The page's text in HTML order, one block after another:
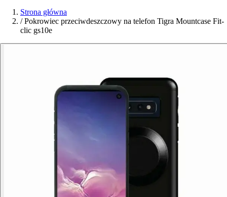
Strona główna
/ Pokrowiec przeciwdeszczowy na telefon Tigra Mountcase Fit-
clic gs10e